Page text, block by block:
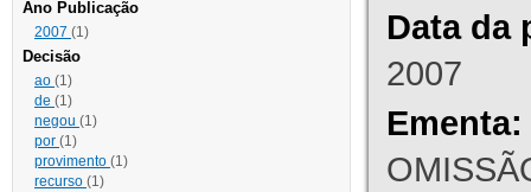
Ano Publicação
2007 (1)
Decisão
ao (1)
de (1)
negou (1)
por (1)
provimento (1)
recurso (1)
Data da
2007
Ementa: